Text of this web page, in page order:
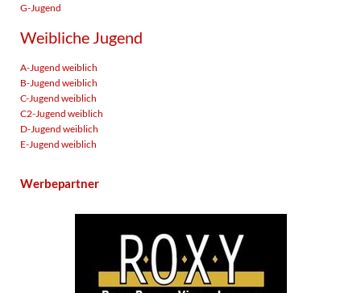
G-Jugend
Weibliche Jugend
A-Jugend weiblich
B-Jugend weiblich
C-Jugend weiblich
C2-Jugend weiblich
D-Jugend weiblich
E-Jugend weiblich
Werbepartner